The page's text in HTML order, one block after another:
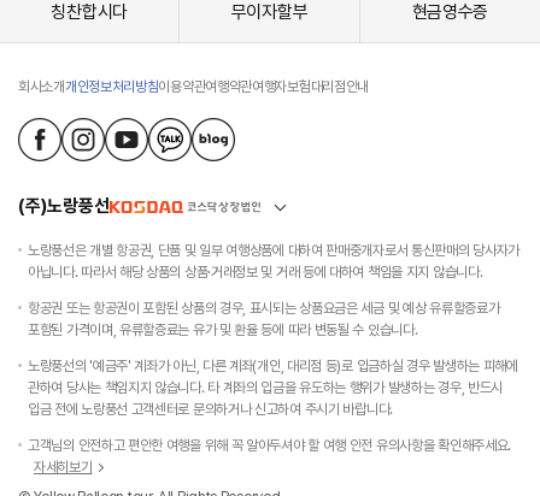
칭찬합시다 무이자할부 현금영수증
회사소개개인정보처리방침이용약관여행약관여행자보험대리점안내
(주)노랑풍선
노랑풍선은 개별 항공권, 단품 및 일부 여행상품에 대하여 판매중개자로서 통신판매의 당사자가
아닙니다. 따라서 해당 상품의 상품·거래정보 및 거래 등에 대하여 책임을 지지 않습니다.
항공권 또는 항공권이 포함된 상품의 경우, 표시되는 상품요금은 세금 및 예상 유류할증료가
포함된 가격이며, 유류할증료는 유가 및 환율 등에 따라 변동될 수 있습니다.
노랑풍선의 '예금주' 계좌가 아닌, 다른 계좌(개인, 대리점 등)로 입금하실 경우 발생하는 피해에
관하여 당사는 책임지지 않습니다. 타 계좌의 입금을 유도하는 행위가 발생하는 경우, 반드시
입금 전에 노랑풍선 고객센터로 문의하거나 신고하여 주시기 바랍니다.
고객님의 안전하고 편안한 여행을 위해 꼭 알아두셔야 할 여행 안전 유의사항을 확인해주세요.
자세히보기